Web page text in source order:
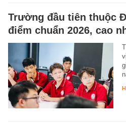
Trường đầu tiên thuộc
điểm chuẩn 2026, cao